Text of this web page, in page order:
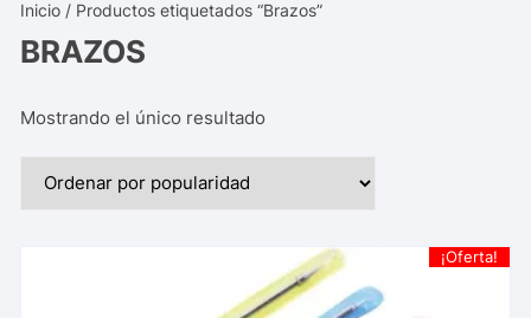
Inicio / Productos etiquetados “Brazos”
BRAZOS
Mostrando el único resultado
¡Oferta!